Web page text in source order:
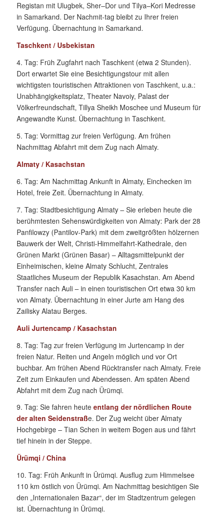
Registan mit Ulugbek, Sher–Dor und Tilya–Kori Medresse
in Samarkand. Der Nachmit-tag bleibt zu Ihrer freien
Verfügung. Übernachtung in Samarkand.
Taschkent / Usbekistan
4. Tag: Früh Zugfahrt nach Taschkent (etwa 2 Stunden).
Dort erwartet Sie eine Besichtigungstour mit allen
wichtigsten touristischen Attraktionen von Taschkent, u.a.:
Unabhängigkeitsplatz, Theater Navoiy, Palast der
Völkerfreundschaft, Tillya Sheikh Moschee und Museum für
Angewandte Kunst. Übernachtung in Taschkent.
5. Tag: Vormittag zur freien Verfügung. Am frühen
Nachmittag Abfahrt mit dem Zug nach Almaty.
Almaty / Kasachstan
6. Tag: Am Nachmittag Ankunft in Almaty, Einchecken im
Hotel, freie Zeit. Übernachtung in Almaty.
7. Tag: Stadtbesichtigung Almaty – Sie erleben heute die
berühmtesten Sehenswürdigkeiten von Almaty: Park der 28
Panfilowzy (Pantilov-Park) mit dem zweitgrößten hölzernen
Bauwerk der Welt, Christi-Himmelfahrt-Kathedrale, den
Grünen Markt (Grünen Basar) – Alltagsmittelpunkt der
Einheimischen, kleine Almaty Schlucht, Zentrales
Staatliches Museum der Republik Kasachstan. Am Abend
Transfer nach Auli – in einen touristischen Ort etwa 30 km
von Almaty. Übernachtung in einer Jurte am Hang des
Zailisky Alatau Berges.
Auli Jurtencamp / Kasachstan
8. Tag: Tag zur freien Verfügung im Jurtencamp in der
freien Natur. Reiten und Angeln möglich und vor Ort
buchbar. Am frühen Abend Rücktransfer nach Almaty. Freie
Zeit zum Einkaufen und Abendessen. Am späten Abend
Abfahrt mit dem Zug nach Ürümqi.
9. Tag: Sie fahren heute entlang der nördlichen Route
der alten Seidenstraße. Der Zug weicht über Almaty
Hochgebirge – Tian Schen in weitem Bogen aus und fährt
tief hinein in der Steppe.
Ürümqi / China
10. Tag: Früh Ankunft in Ürümqi. Ausflug zum Himmelsee
110 km östlich von Ürümqi. Am Nachmittag besichtigen Sie
den „Internationalen Bazar“, der im Stadtzentrum gelegen
ist. Übernachtung in Ürümqi.